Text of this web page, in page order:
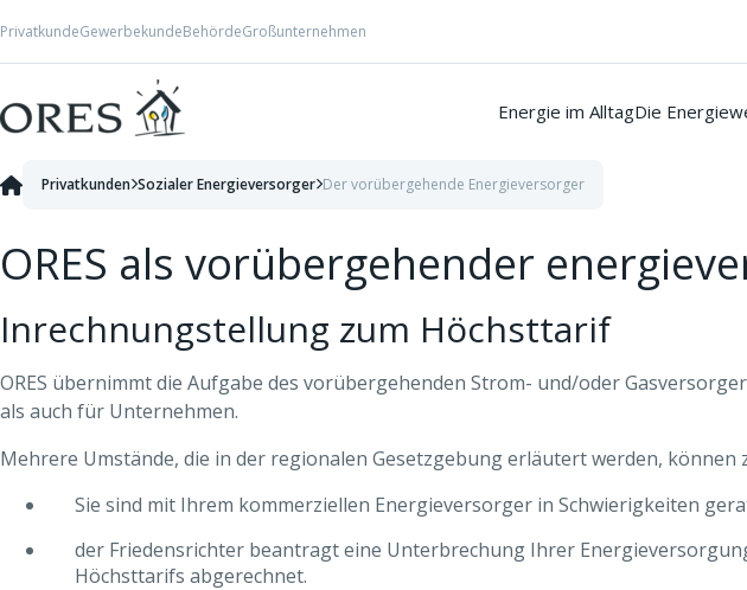
Energie im AlltagDie
PrivatkundeGewerbekundeBehördeGroßunternehmen
ORES als vorübergehender
Inrechnungstellung zum Höchsttarif
ORES übernimmt die Aufgabe des vorübergehenden Strom- und/oder
als auch für Unternehmen.
Mehrere Umstände, die in der regionalen Gesetzgebung erläutert werden,
Sie sind mit Ihrem kommerziellen Energieversorger in Schwierigkeiten
der Friedensrichter beantragt eine Unterbrechung Ihrer
Höchsttarifs abgerechnet.
Privatkunden Sozialer Energieversorger Der vorübergehende Energieversorger